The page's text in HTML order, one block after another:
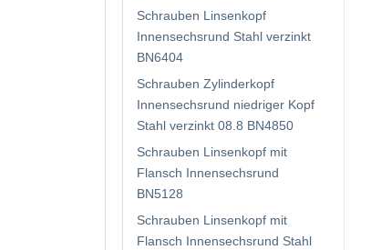
Schrauben Linsenkopf
Innensechsrund Stahl verzinkt
BN6404
Schrauben Zylinderkopf
Innensechsrund niedriger Kopf
Stahl verzinkt 08.8 BN4850
Schrauben Linsenkopf mit
Flansch Innensechsrund
BN5128
Schrauben Linsenkopf mit
Flansch Innensechsrund Stahl